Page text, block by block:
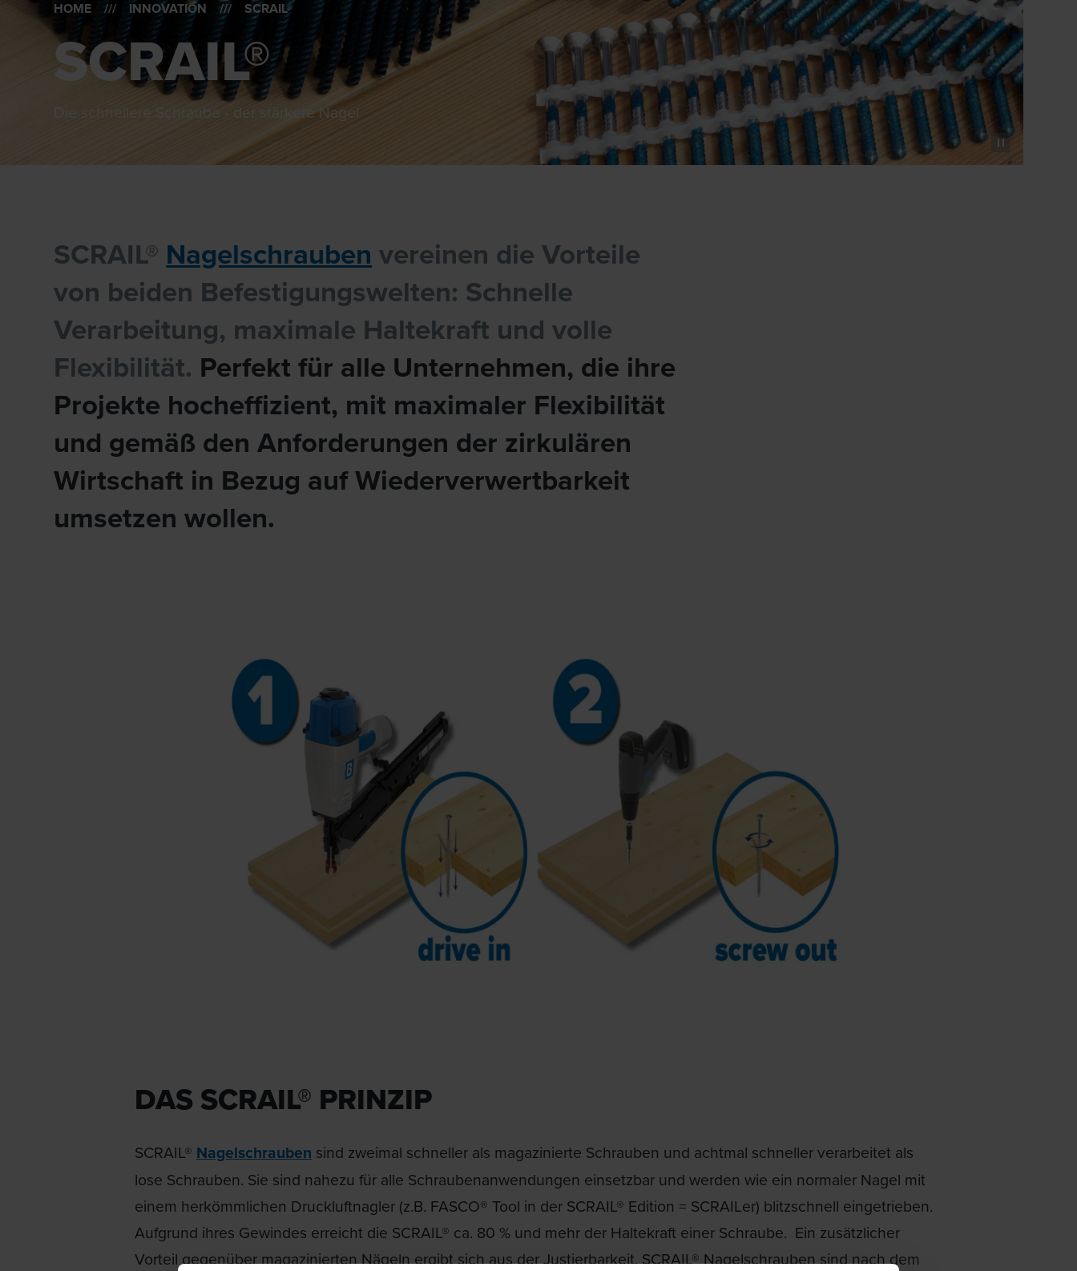
HOME /// INNOVATION /// SCRAIL®
SCRAIL®
Die schnellere Schraube - der stärkere Nagel
SCRAIL® Nagelschrauben vereinen die Vorteile
von beiden Befestigungswelten: Schnelle
Verarbeitung, maximale Haltekraft und volle
Flexibilität. Perfekt für alle Unternehmen, die ihre
Projekte hocheffizient, mit maximaler Flexibilität
und gemäß den Anforderungen der zirkulären
Wirtschaft in Bezug auf Wiederverwertbarkeit
umsetzen wollen.
DAS SCRAIL® PRINZIP
SCRAIL® Nagelschrauben sind zweimal schneller als magazinierte Schrauben und achtmal schneller verarbeitet als
lose Schrauben. Sie sind nahezu für alle Schraubenanwendungen einsetzbar und werden wie ein normaler Nagel mit
einem herkömmlichen Druckluftnagler (z.B. FASCO® Tool in der SCRAIL® Edition = SCRAILer) blitzschnell eingetrieben.
Aufgrund ihres Gewindes erreicht die SCRAIL® ca. 80 % und mehr der Haltekraft einer Schraube. Ein zusätzlicher
Vorteil gegenüber magazinierten Nägeln ergibt sich aus der Justierbarkeit. SCRAIL® Nagelschrauben sind nach dem